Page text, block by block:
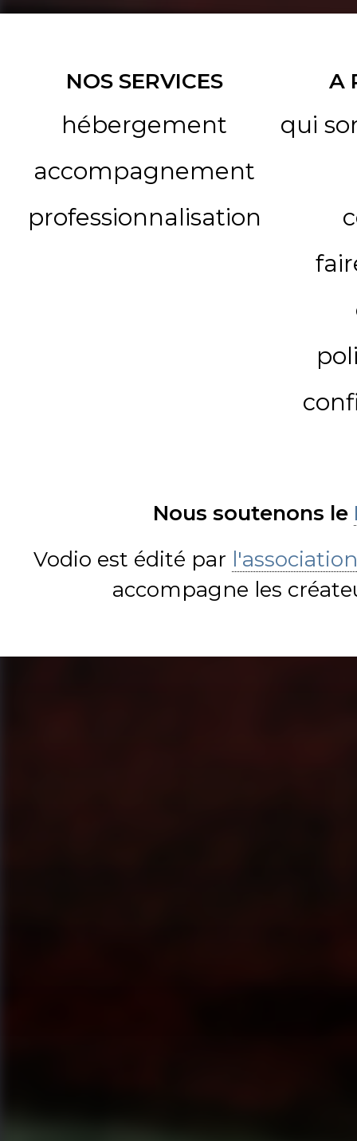
NOS SERVICES
hébergement
accompagnement
professionnalisation
A
qui